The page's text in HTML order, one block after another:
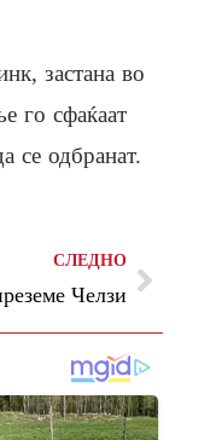
застана во
го сфаќаат
се одбранат.
СЛЕДНО
Челзи